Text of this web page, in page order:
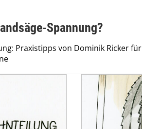
Spannung?
Praxistipps von Dominik Ricker für